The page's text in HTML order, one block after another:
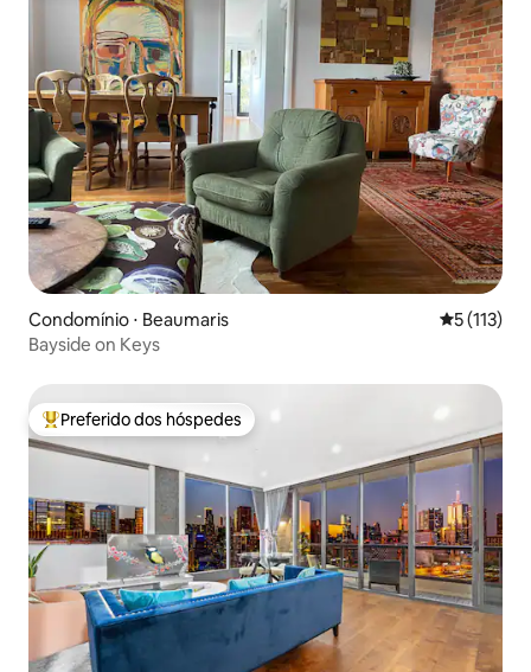
Condomínio ⋅ Beaumaris 5 de uma
5 (113)
Bayside on Keys
Entre os melhores preferidos dos hóspedes
Preferido dos hóspedes